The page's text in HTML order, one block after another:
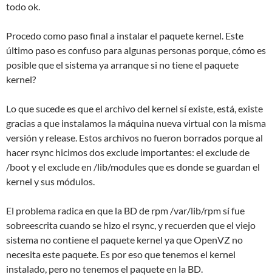
todo ok.
Procedo como paso final a instalar el paquete kernel. Este
último paso es confuso para algunas personas porque, cómo es
posible que el sistema ya arranque si no tiene el paquete
kernel?
Lo que sucede es que el archivo del kernel sí existe, está, existe
gracias a que instalamos la máquina nueva virtual con la misma
versión y release. Estos archivos no fueron borrados porque al
hacer rsync hicimos dos exclude importantes: el exclude de
/boot y el exclude en /lib/modules que es donde se guardan el
kernel y sus módulos.
El problema radica en que la BD de rpm /var/lib/rpm sí fue
sobreescrita cuando se hizo el rsync, y recuerden que el viejo
sistema no contiene el paquete kernel ya que OpenVZ no
necesita este paquete. Es por eso que tenemos el kernel
instalado, pero no tenemos el paquete en la BD.